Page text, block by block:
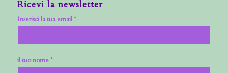
Ricevi la newsletter
Inserisci la tua email *
il tuo nome *